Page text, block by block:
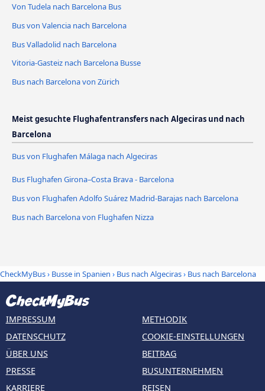
Von Tudela nach Barcelona Bus
Bus von Valencia nach Barcelona
Bus Valladolid nach Barcelona
Vitoria-Gasteiz nach Barcelona Busse
Bus nach Barcelona von Zürich
Meist gesuchte Flughafentransfers nach Algeciras und nach
Barcelona
Bus von Flughafen Málaga nach Algeciras
Bus Flughafen Girona–Costa Brava - Barcelona
Bus von Flughafen Adolfo Suárez Madrid-Barajas nach Barcelona
Bus nach Barcelona von Flughafen Nizza
CheckMyBus› Busse in Spanien › Bus nach Algeciras› Bus nach Barcelona
IMPRESSUM
DATENSCHUTZ
ÜBER UNS
PRESSE
KARRIERE
METHODIK
COOKIE-EINSTELLUNGEN
BEITRAG
BUSUNTERNEHMEN
REISEN